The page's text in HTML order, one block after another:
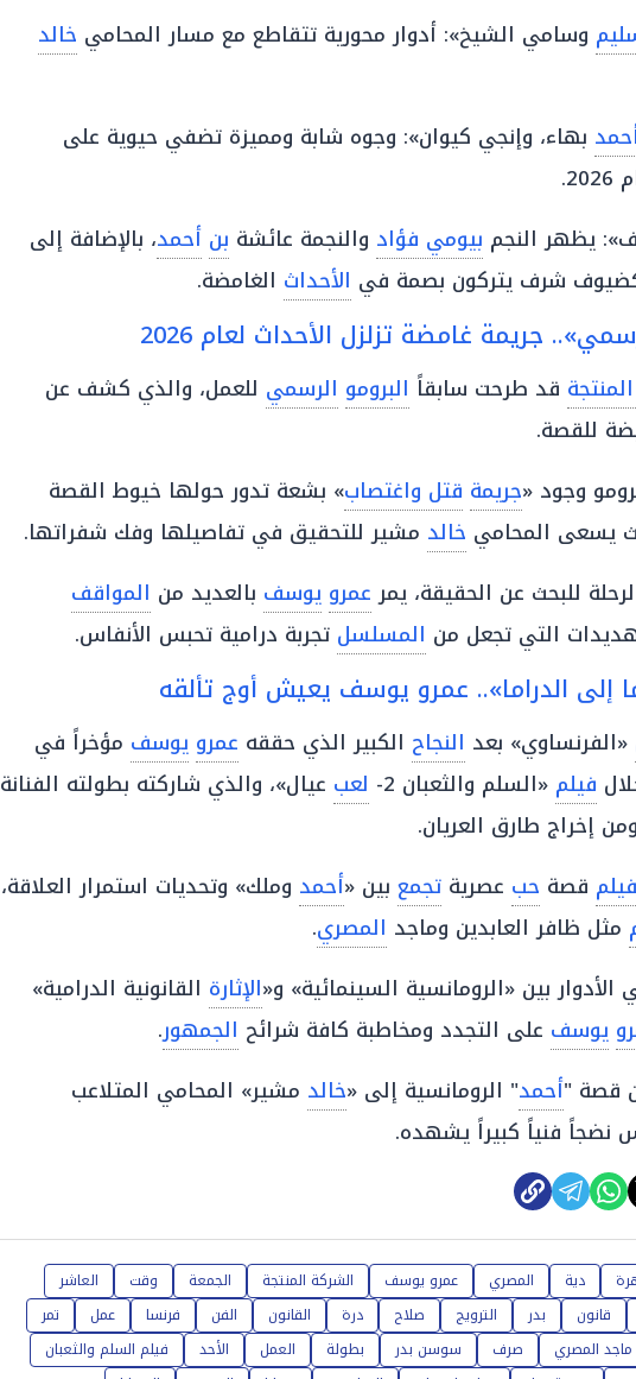
وسامي الشيخ»: أدوار محورية تتقاطع مع مسار المحامي خالد
بهاء، وإنجي كيوان»: وجوه شابة ومميزة تضفي حيوية على
يظهر النجم بيومي فؤاد والنجمة عائشة بن أحمد، بالإضافة إلى
كضيوف شرف يتركون بصمة في الأحداث الغامضة.
جريمة غامضة تزلزل الأحداث لعام 2026
قد طرحت سابقاً البرومو الرسمي للعمل، والذي كشف عن
للقصة.
وجود «جريمة قتل واغتصاب» بشعة تدور حولها خيوط القصة
يسعى المحامي خالد مشير للتحقيق في تفاصيلها وفك شفراتها.
للبحث عن الحقيقة، يمرعمرو يوسف بالعديد من المواقف
التي تجعل من المسلسل تجربة درامية تحبس الأنفاس.
إلى الدراما».. عمرو يوسف يعيش أوج تألقه
«الفرنساوي» بعد النجاح الكبير الذي حققه عمرو يوسف مؤخراً في
فيلم «السلم والثعبان 2- لعب عيال»، والذي شاركته بطولته الفنانة
إخراج طارق العريان.
قصة حب عصرية تجمع بين «أحمد وملك» وتحديات استمرار العلاقة،
مثل ظافر العابدين وماجد المصري.
بين «الرومانسية السينمائية» و«الإثارة القانونية الدرامية»
يوسف على التجدد ومخاطبة كافة شرائح الجمهور.
قصة "أحمد" الرومانسية إلى «خالد مشير» المحامي المتلاعب
نضجاً فنياً كبيراً يشهده.
دية المصري عمرو يوسف الشركة المنتجة الجمعة وقت
العاشر
قانون بدر الترويج صلاح درة القانون الفن فرنسا عمل
تمر
ماجد المصري صرف سوسن بدر بطولة العمل الأحد
فيلم السلم والثعبان